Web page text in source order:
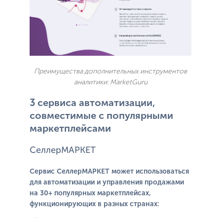
Преимущества дополнительных инструментов
аналитики: MarketGuru
3 сервиса автоматизации,
совместимые с популярными
маркетплейсами
СеллерМАРКЕТ
Сервис СеллерМАРКЕТ может использоваться
для автоматизации и управления продажами
на 30+ популярных маркетплейсах,
функционирующих в разных странах: